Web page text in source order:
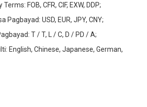
FOB, CFR, CIF, EXW, DDP;
Pagbayad: USD, EUR, JPY, CNY;
T / T, L / C, D / PD / A;
English, Chinese, Japanese, German,